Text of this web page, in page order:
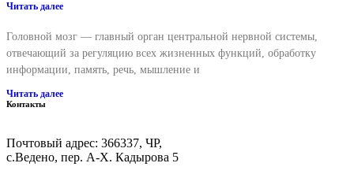
Читать далее
Головной мозг — главный орган центральной нервной системы,
отвечающий за регуляцию всех жизненных функций, обработку
информации, память, речь, мышление и
Читать далее
Контакты
Почтовый адрес: 366337, ЧР,
с.Ведено, пер. А-Х. Кадыровa 5